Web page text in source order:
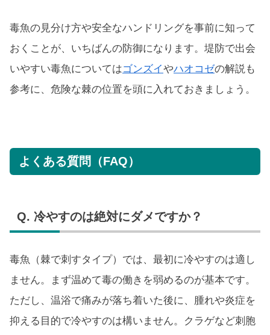
毒魚の見分け方や安全なハンドリングを事前に知って
おくことが、いちばんの防御になります。堤防で出会
いやすい毒魚についてはゴンズイやハオコゼの解説も
参考に、危険な棘の位置を頭に入れておきましょう。
よくある質問（FAQ）
Q. 冷やすのは絶対にダメですか？
毒魚（棘で刺すタイプ）では、最初に冷やすのは適し
ません。まず温めて毒の働きを弱めるのが基本です。
ただし、温浴で痛みが落ち着いた後に、腫れや炎症を
抑える目的で冷やすのは構いません。クラゲなど刺胞